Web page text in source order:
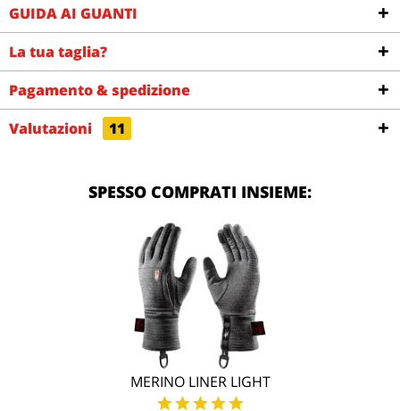
GUIDA AI GUANTI
La tua taglia?
Pagamento & spedizione
Valutazioni
11
SPESSO COMPRATI INSIEME:
MERINO LINER LIGHT